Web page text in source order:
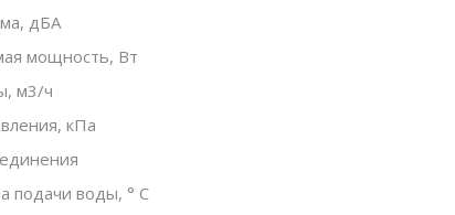
дБА
мощность, Вт
м3/ч
кПа
подачи воды, ° С